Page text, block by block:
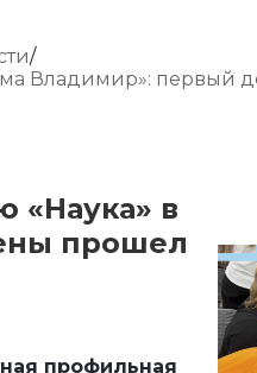
Владимир»: первый
«Наука» в
прошел
профильная